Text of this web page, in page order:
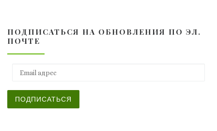
ПОДПИСАТЬСЯ НА ОБНОВЛЕНИЯ ПО ЭЛ.
ПОЧТЕ
ПОДПИСАТЬСЯ